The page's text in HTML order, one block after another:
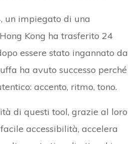
un impiegato di una
Kong ha trasferito 24
essere stato ingannato da
ha avuto successo perché
accento, ritmo, tono.
di questi tool, grazie al loro
accessibilità, accelera